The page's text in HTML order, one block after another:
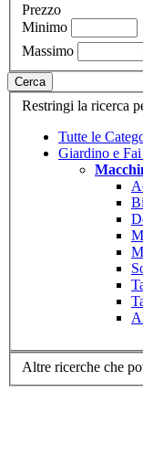
Prezzo
Minimo
Massimo
Cerca
Restringi la ricerca
Tutte le
Giardino e
Altre ricerche che